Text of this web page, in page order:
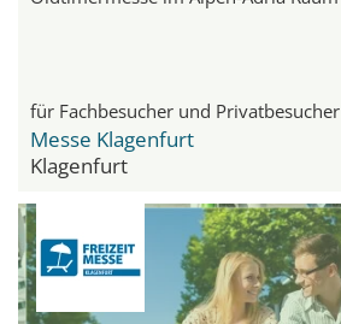
für Fachbesucher und Privatbesucher
Messe Klagenfurt
Klagenfurt